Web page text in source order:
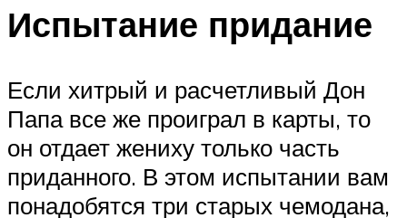
Испытание придание
Если хитрый и расчетливый Дон
Папа все же проиграл в карты, то
он отдает жениху только часть
приданного. В этом испытании вам
понадобятся три старых чемодана,